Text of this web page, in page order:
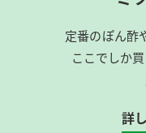
定番のぽん酢
ここでしか
詳